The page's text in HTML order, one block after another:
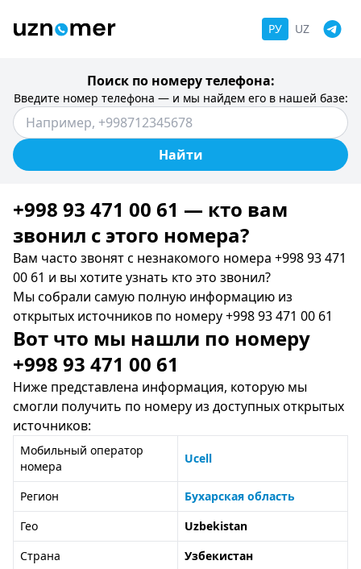
РУ UZ
Поиск по номеру телефона:
Введите номер телефона — и мы найдем его в нашей базе:
Найти
+998 93 471 00 61 — кто вам
звонил c этого номера?
Вам часто звонят с незнакомого номера +998 93 471
00 61 и вы хотите узнать кто это звонил?
Мы собрали самую полную информацию из
открытых источников по номеру +998 93 471 00 61
Вот что мы нашли по номеру
+998 93 471 00 61
Ниже представлена информация, которую мы
смогли получить по номеру из доступных открытых
источников:
Мобильный оператор
номера
Ucell
Регион
Бухарская область
Гео
Uzbekistan
Страна
Узбекистан